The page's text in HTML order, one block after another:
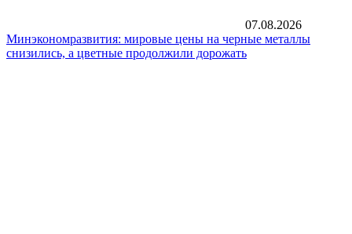
07.08.2026
Минэкономразвития: мировые цены на черные металлы
снизились, а цветные продолжили дорожать